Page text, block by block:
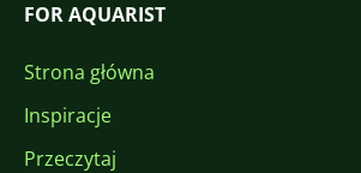
FOR AQUARIST
Strona główna
Inspiracje
Przeczytaj